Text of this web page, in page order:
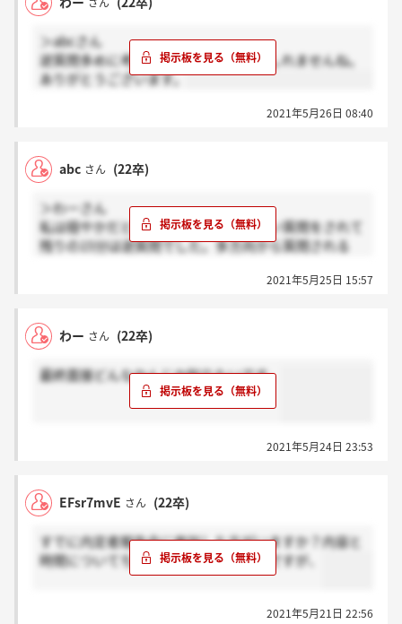
＞abcさん
逆質問多めに考えといた方がいいかもしれませんね。
ありがとうございます。
2021年5月26日 08:40
abc さん (22卒)
＞わーさん
私は穏やかだと感じました！30分くらい質問をされて
残りの15分は逆質問でした。多方向から質問される
で「他の会社の面接はオンラインですか？」といった
として下さったように感じました。
2021年5月25日 15:57
わー さん (22卒)
最終面接どんなかんじか知りたいです。
2021年5月24日 23:53
EFsr7mvE さん (22卒)
すでに内定者報告会に参加した方がいますか？内容と
時間についてちょっとお伺いしたいのですが、
2021年5月21日 22:56